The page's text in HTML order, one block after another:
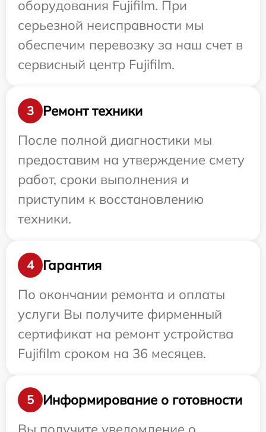
оборудования Fujifilm. При
серьезной неисправности мы
обеспечим перевозку за наш счет в
сервисный центр Fujifilm.
3
Ремонт техники
После полной диагностики мы
предоставим на утверждение смету
работ, сроки выполнения и
приступим к восстановлению
техники.
4
Гарантия
По окончании ремонта и оплаты
услуги Вы получите фирменный
сертификат на ремонт устройства
Fujifilm сроком на 36 месяцев.
5
Информирование о готовности